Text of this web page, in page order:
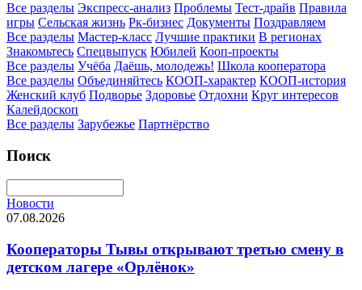
Все разделы Экспресс-анализ Проблемы Тест-драйв Правила
игры Сельская жизнь Рк-бизнес Документы Поздравляем
Все разделы Мастер-класс Лучшие практики В регионах
Знакомьтесь Спецвыпуск Юбилей Кооп-проекты
Все разделы Учёба Даёшь, молодежь! Школа кооператора
Все разделы Объединяйтесь КООП-характер КООП-история
Женский клуб Подворье Здоровье Отдохни Круг интересов
Калейдоскоп
Все разделы Зарубежье Партнёрство
Поиск
Новости
07.08.2026
Кооператоры Тывы открывают третью смену в
детском лагере «Орлёнок»